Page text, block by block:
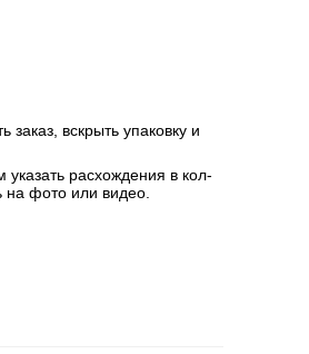
вскрыть упаковку и
расхождения в кол-
на фото или видео.